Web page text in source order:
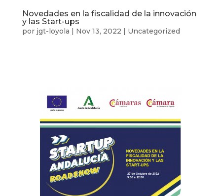
Novedades en la fiscalidad de la innovación
y las Start-ups
por jgt-loyola | Nov 13, 2022 | Uncategorized